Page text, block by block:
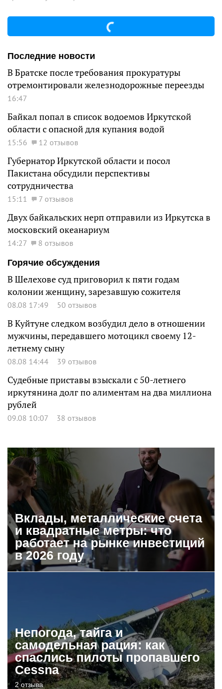
Последние новости
В Братске после требования прокуратуры
отремонтировали железнодорожные переезды
16:47
Байкал попал в список водоемов Иркутской
области с опасной для купания водой
15:56 12 отзывов
Губернатор Иркутской области и посол
Пакистана обсудили перспективы
сотрудничества
15:11 7 отзывов
Двух байкальских нерп отправили из Иркутска в
московский океанариум
14:27
8 отзывов
Горячие обсуждения
В Шелехове суд приговорил к пяти годам
колонии женщину, зарезавшую сожителя
08.08 17:49 50 отзывов
В Куйтуне следком возбудил дело в отношении
мужчины, передавшего мотоцикл своему 12-
летнему сыну
08.08 14:44 39 отзывов
Судебные приставы взыскали с 50-летнего
иркутянина долг по алиментам на два миллиона
рублей
09.08 10:07 38 отзывов
Вклады, металлические счета
и квадратные метры: что
работает на рынке инвестиций
в 2026 году
Непогода, тайга и
самодельная рация: как
спаслись пилоты пропавшего
Cessna
2 отзыва